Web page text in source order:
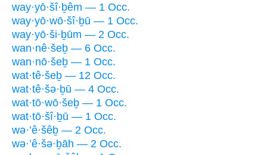
way·yō·šî·ḇêm — 1 Occ.
way·yō·wō·šî·ḇū — 1 Occ.
way·yō·ši·ḇūm — 2 Occ.
wan·nê·šeḇ — 6 Occ.
wan·nō·šeḇ — 1 Occ.
wat·tê·šeḇ — 12 Occ.
wat·tê·šə·ḇū — 4 Occ.
wat·tō·wō·šeḇ — 1 Occ.
wat·tō·šî·ḇū — 1 Occ.
wə·’ê·šêḇ — 2 Occ.
wə·’ê·šə·ḇāh — 2 Occ.